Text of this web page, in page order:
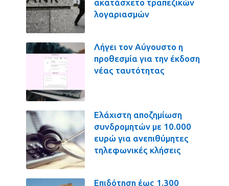
ακατάσχετο τραπεζικών
λογαριασμών
Λήγει τον Αύγουστο η
προθεσμία για την έκδοση
νέας ταυτότητας
Ελάχιστη αποζημίωση
συνδρομητών με 10.000
ευρώ για ανεπιθύμητες
τηλεφωνικές κλήσεις
Επιδότηση έως 1.300